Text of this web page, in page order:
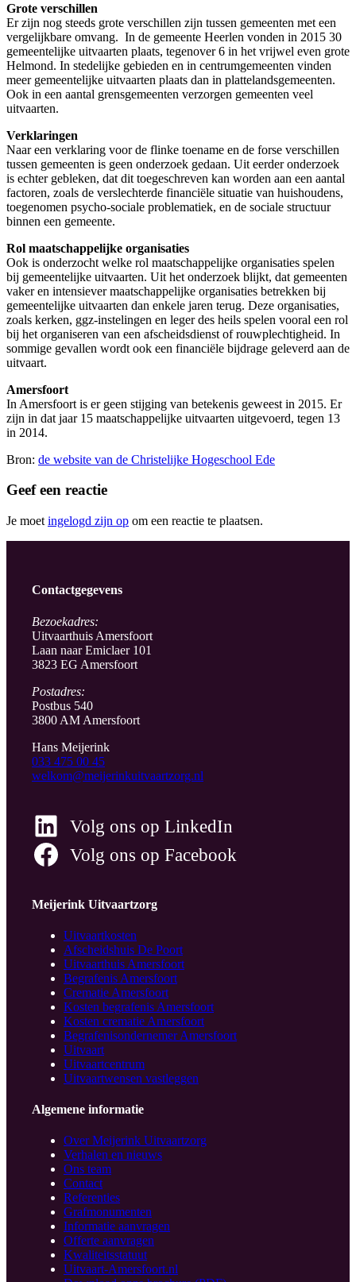
Grote verschillen
Er zijn nog steeds grote verschillen zijn tussen gemeenten met een
vergelijkbare omvang. In de gemeente Heerlen vonden in 2015 30
gemeentelijke uitvaarten plaats, tegenover 6 in het vrijwel even grote
Helmond. In stedelijke gebieden en in centrumgemeenten vinden
meer gemeentelijke uitvaarten plaats dan in plattelandsgemeenten.
Ook in een aantal grensgemeenten verzorgen gemeenten veel
uitvaarten.
Verklaringen
Naar een verklaring voor de flinke toename en de forse verschillen
tussen gemeenten is geen onderzoek gedaan. Uit eerder onderzoek
is echter gebleken, dat dit toegeschreven kan worden aan een aantal
factoren, zoals de verslechterde financiële situatie van huishoudens,
toegenomen psycho-sociale problematiek, en de sociale structuur
binnen een gemeente.
Rol maatschappelijke organisaties
Ook is onderzocht welke rol maatschappelijke organisaties spelen
bij gemeentelijke uitvaarten. Uit het onderzoek blijkt, dat gemeenten
vaker en intensiever maatschappelijke organisaties betrekken bij
gemeentelijke uitvaarten dan enkele jaren terug. Deze organisaties,
zoals kerken, ggz-instelingen en leger des heils spelen vooral een rol
bij het organiseren van een afscheidsdienst of rouwplechtigheid. In
sommige gevallen wordt ook een financiële bijdrage geleverd aan de
uitvaart.
Amersfoort
In Amersfoort is er geen stijging van betekenis geweest in 2015. Er
zijn in dat jaar 15 maatschappelijke uitvaarten uitgevoerd, tegen 13
in 2014.
Bron: de website van de Christelijke Hogeschool Ede
Geef een reactie
Je moet ingelogd zijn op om een reactie te plaatsen.
Contactgegevens
Bezoekadres:
Uitvaarthuis Amersfoort
Laan naar Emiclaer 101
3823 EG Amersfoort
Postadres:
Postbus 540
3800 AM Amersfoort
Hans Meijerink
033 475 00 45
welkom@meijerinkuitvaartzorg.nl
Volg ons op LinkedIn
Volg ons op Facebook
Meijerink Uitvaartzorg
Uitvaartkosten
Afscheidshuis De Poort
Uitvaarthuis Amersfoort
Begrafenis Amersfoort
Crematie Amersfoort
Kosten begrafenis Amersfoort
Kosten crematie Amersfoort
Begrafenisondernemer Amersfoort
Uitvaart
Uitvaartcentrum
Uitvaartwensen vastleggen
Algemene informatie
Over Meijerink Uitvaartzorg
Verhalen en nieuws
Ons team
Contact
Referenties
Grafmonumenten
Informatie aanvragen
Offerte aanvragen
Kwaliteitsstatuut
Uitvaart-Amersfoort.nl